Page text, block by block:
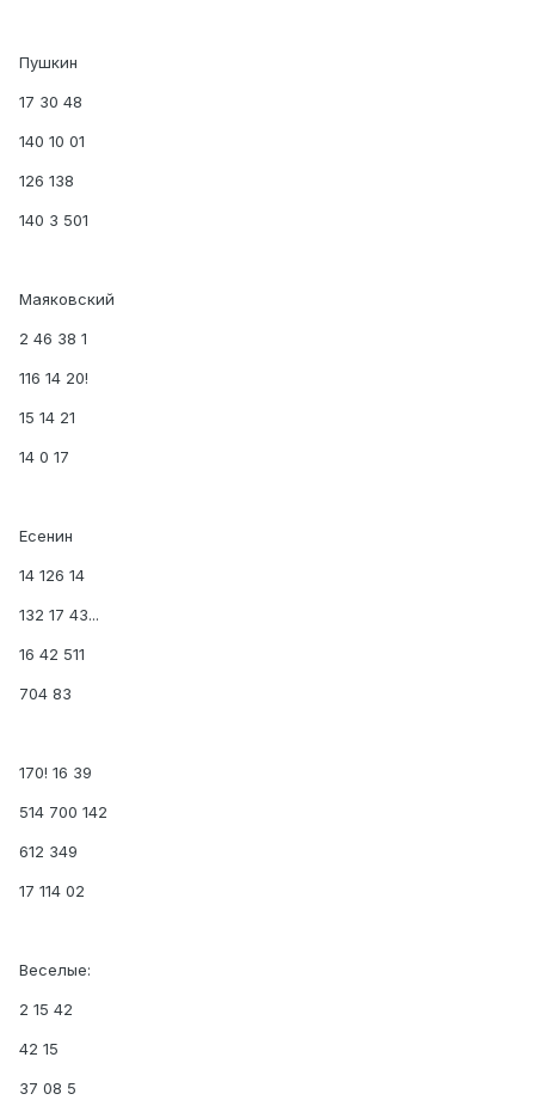
Пушкин
17 30 48
140 10 01
126 138
140 3 501
Маяковский
2 46 38 1
116 14 20!
15 14 21
14 0 17
Есенин
14 126 14
132 17 43...
16 42 511
704 83
170! 16 39
514 700 142
612 349
17 114 02
Веселые:
2 15 42
42 15
37 08 5